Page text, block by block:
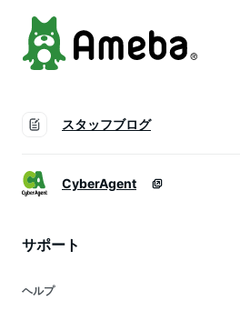
スタッフブログ
CyberAgent
サポート
ヘルプ